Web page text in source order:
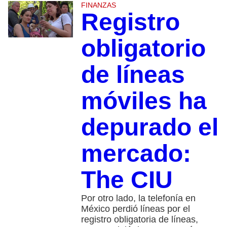
FINANZAS
Registro
obligatorio
de líneas
móviles ha
depurado el
mercado:
The CIU
Por otro lado, la telefonía en
México perdió líneas por el
registro obligatoria de líneas,